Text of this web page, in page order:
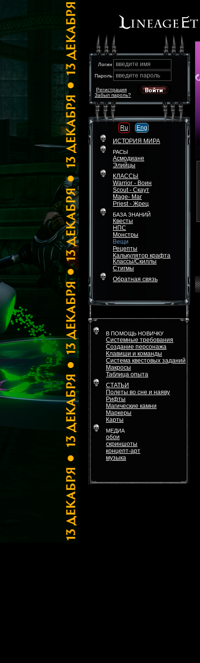
Логин введите имя
Пароль введите пароль
Забыл пароль?
Регистрация
Ru
Eng
ИСТОРИЯ МИРА
РАСЫ
Асмодиане
Элийцы
КЛАССЫ
Warrior - Воин
Scout - Скаут
Mage- Маг
Priest - Жрец
БАЗА ЗНАНИЙ
Квесты
НПС
Монстры
Вещи
Рецепты
Калькулятор крафта
Классы/Скиллы
Стигмы
Обратная связь
В ПОМОЩЬ НОВИЧКУ
Системные требования
Создание персонажа
Клавиши и команды
Система квестовых заданий
Макросы
Таблица опыта
СТАТЬИ
Полеты во сне и наяву
Рифты
Магические камни
Маркеры
Карты
МЕДИА
обои
скриншоты
концепт-арт
музыка